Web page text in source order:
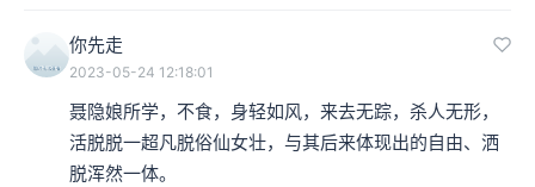
你先走
2023-05-24 12:18:01
聂隐娘所学，不食，身轻如风，来去无踪，杀人无形，
活脱脱一超凡脱俗仙女壮，与其后来体现出的自由、洒
脱浑然一体。